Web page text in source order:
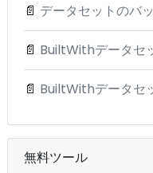
📄 データセットのバ
📄 BuiltWithデータセ
📄 BuiltWithデータセ
無料ツール